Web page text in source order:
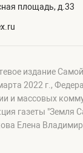
площадь, д.33
издание
2022 г.,
и массовых
газеты "Земля
Елена